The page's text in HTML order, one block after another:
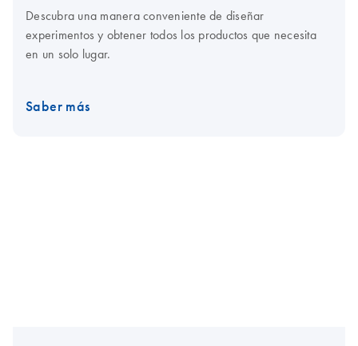
Descubra una manera conveniente de diseñar
experimentos y obtener todos los productos que necesita
en un solo lugar.
Saber más